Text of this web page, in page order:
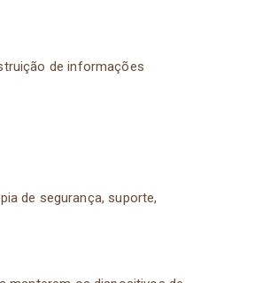
de informações
de segurança, suporte,